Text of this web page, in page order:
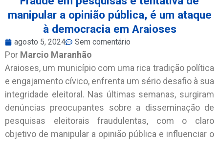
manipular a opinião pública, é um ataque
à democracia em Araioses
agosto 5, 2024 Sem comentário
Por Marcio Maranhão
Araioses, um município com uma rica tradição política
e engajamento cívico, enfrenta um sério desafio à sua
integridade eleitoral. Nas últimas semanas, surgiram
denúncias preocupantes sobre a disseminação de
pesquisas eleitorais fraudulentas, com o claro
objetivo de manipular a opinião pública e influenciar o